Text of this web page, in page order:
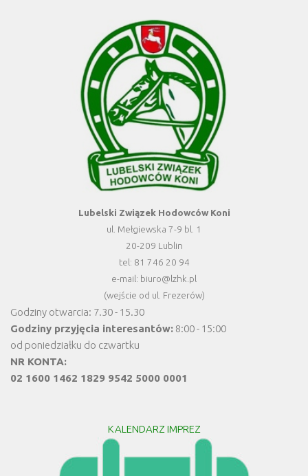
Lubelski Związek Hodowców Koni
ul. Mełgiewska 7-9 bl. 1
20-209 Lublin
tel: 81 746 20 94
e-mail: biuro@lzhk.pl
(wejście od ul. Frezerów)
Godziny otwarcia: 7.30 - 15.30
Godziny przyjęcia interesantów: 8:00 - 15:00
od poniedziałku do czwartku
NR KONTA:
02 1600 1462 1829 9542 5000 0001
KALENDARZ IMPREZ